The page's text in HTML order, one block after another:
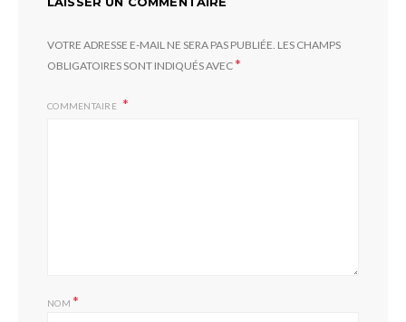
VOTRE ADRESSE E-MAIL NE SERA PAS PUBLIÉE. LES CHAMPS
OBLIGATOIRES SONT INDIQUÉS AVEC*
COMMENTAIRE
NOM *